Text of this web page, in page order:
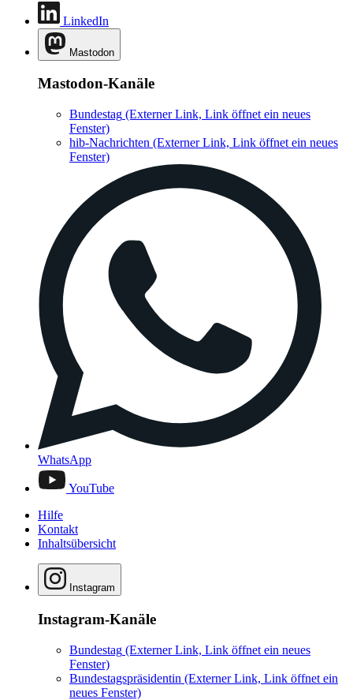
LinkedIn
Mastodon
Mastodon-Kanäle
Bundestag (Externer Link, Link öffnet ein neues
Fenster)
hib-Nachrichten (Externer Link, Link öffnet ein neues
Fenster)
WhatsApp
YouTube
Hilfe
Kontakt
Inhaltsübersicht
Instagram
Instagram-Kanäle
Bundestag (Externer Link, Link öffnet ein neues
Fenster)
Bundestagspräsidentin (Externer Link, Link öffnet ein
neues Fenster)